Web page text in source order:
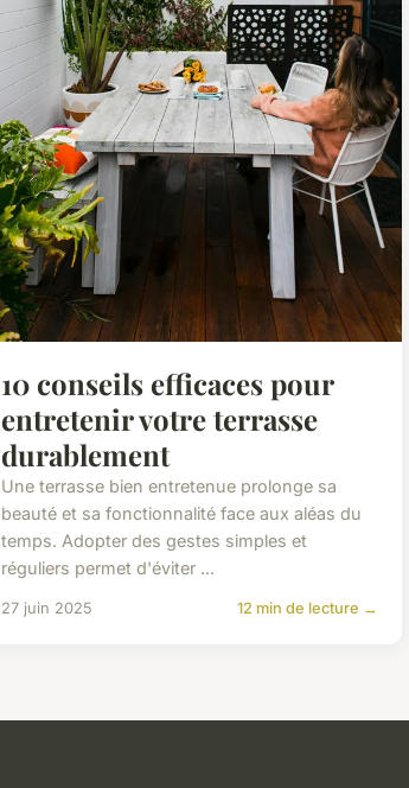
10 conseils efficaces pour
entretenir votre terrasse
durablement
Une terrasse bien entretenue prolonge sa
beauté et sa fonctionnalité face aux aléas du
temps. Adopter des gestes simples et
réguliers permet d'éviter ...
27 juin 2025 12 min de lecture →